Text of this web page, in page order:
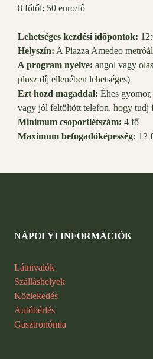
8 főtől: 50 euro/fő
Lehetséges kezdési időpontok:
Helyszín: A Piazza Amedeo
A program nyelve: angol vagy
plusz díj ellenében lehetséges)
Ezt hozd magaddal: Éhes
vagy jól feltöltött telefon, hogy tudj
Minimum csoportlétszám: 4 fő
Maximum befogadóképesség: 12
NÁPOLYI INFORMÁCIÓK
Látnivalók
Szálláshelyek
Közlekedés
Autóbérlés
Gasztronómia